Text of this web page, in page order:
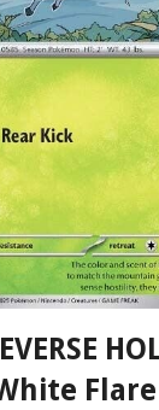
Flare